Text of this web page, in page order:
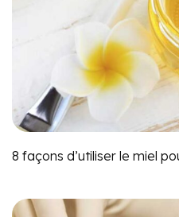
8 façons d’utiliser le miel